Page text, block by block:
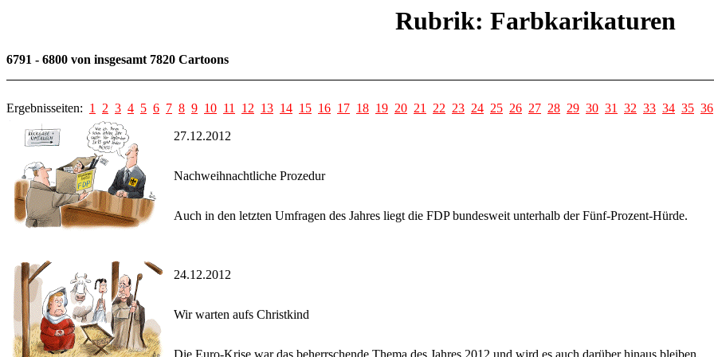
Rubrik: Farbkarikaturen
6791 - 6800 von insgesamt 7820 Cartoons
Ergebnisseiten: 1 2 3 4 5 6 7 8 9 10 11 12 13 14 15 16 17 18 19 20 21 22 23 24 25 26 27 28 29 30 31 32 33 34 35 36
27.12.2012
Nachweihnachtliche Prozedur
Auch in den letzten Umfragen des Jahres liegt die FDP bundesweit unterhalb der Fünf-Prozent-Hürde.
24.12.2012
Wir warten aufs Christkind